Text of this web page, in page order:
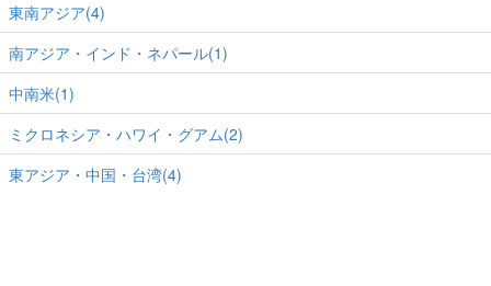
東南アジア(4)
南アジア・インド・ネパール(1)
中南米(1)
ミクロネシア・ハワイ・グアム(2)
東アジア・中国・台湾(4)